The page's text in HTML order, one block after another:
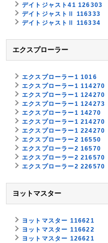
デイトジャスト41 126303
デイトジャストⅡ 116333
デイトジャストⅡ 116334
エクスプローラー
エクスプローラー1 1016
エクスプローラー1 114270
エクスプローラー1 124270
エクスプローラー1 124273
エクスプローラー1 14270
エクスプローラー1 214270
エクスプローラー1 224270
エクスプローラー2 16550
エクスプローラー2 16570
エクスプローラー2 216570
エクスプローラー2 226570
ヨットマスター
ヨットマスター 116621
ヨットマスター 116622
ヨットマスター 126621